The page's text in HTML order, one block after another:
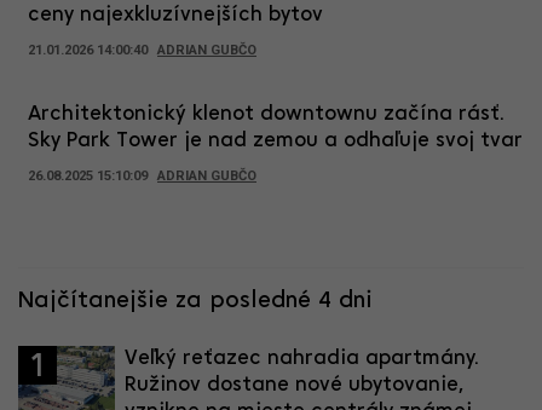
ceny najexkluzívnejších bytov
21.01.2026 14:00:40 ADRIAN GUBČO
Architektonický klenot downtownu začína rásť.
Sky Park Tower je nad zemou a odhaľuje svoj tvar
26.08.2025 15:10:09 ADRIAN GUBČO
Najčítanejšie za posledné 4 dni
1
Veľký reťazec nahradia apartmány.
Ružinov dostane nové ubytovanie,